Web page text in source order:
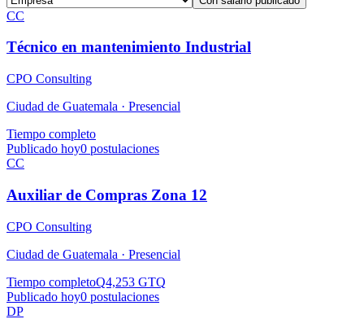
CC
Técnico en mantenimiento Industrial
CPO Consulting
Ciudad de Guatemala · Presencial
Tiempo completo
Publicado hoy0 postulaciones
CC
Auxiliar de Compras Zona 12
CPO Consulting
Ciudad de Guatemala · Presencial
Tiempo completoQ4,253 GTQ
Publicado hoy0 postulaciones
DP